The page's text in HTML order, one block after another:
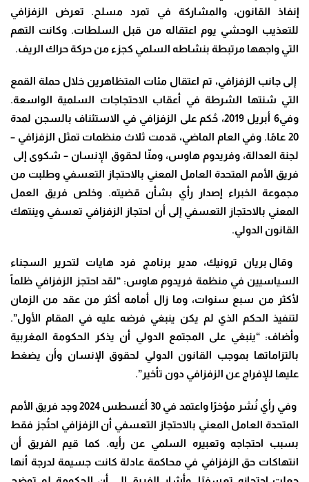
إنفاذ القانون، والمشاركة في تمرد مسلح. تعرض الزفزافي
للتعذيب الوحشي يوم اعتقاله من قبل السلطات. وكانت التهم
التي واجهها مرتبطة بنشاطه السلمي كجزء من حركة حراك الريف.
إلى جانب الزفزافي، تم اعتقال مئات المتظاهرين خلال حملة القمع
التي شنتها الشرطة في أعقاب الاحتجاجات السلمية الواسعة.
وفي6 أبريل 2019، حُكم على الزفزافي في الاستئناف بالسجن لمدة
20 عامًا. وفي العام الماضي، قدمت ثلاث منظمات تمثل الزفزافي –
لجنة العدالة، وفريدوم هاوس، ومنّا لحقوق الإنسان – شكوى إلى
فريق الأمم المتحدة العامل المعني بالاحتجاز التعسفي وطلبت من
مجموعة الخبراء إصدار رأي بشأن قضيته. وخلص فريق العمل
المعني بالاحتجاز التعسفي إلى أن احتجاز الزفزافي تعسفي وينتهك
القانون الدولي.
وقال بريان ترونيك، مدير برنامج فرد هايات لتحرير السجناء
السياسيين في منظمة فريدوم هاوس: “لقد احتجز الزفزافي ظلماً
لأكثر من سبع سنوات، وما زال أمامه أكثر من عقد من الزمان
لتنفيذ الحكم الذي لم يكن ينبغي فرضه عليه في المقام الأول”.
وأضاف: “ينبغي على المجتمع الدولي أن يذكر الحكومة المغربية
بالتزاماتها بموجب القانون الدولي لحقوق الإنسان وأن يضغط
عليها للإفراج عن الزفزافي دون تأخير”.
وفي رأي نُشر مؤخرًا واعتمد في 30 أغسطس 2024 وجد فريق الأمم
المتحدة العامل المعني بالاحتجاز التعسفي أن الزفزافي احتُجز فقط
بسبب احتجاجه وتعبيره السلمي عن رأيه. كما قيم الفريق أن
انتهاكات حق الزفزافي في محاكمة عادلة كانت جسيمة لدرجة أنها